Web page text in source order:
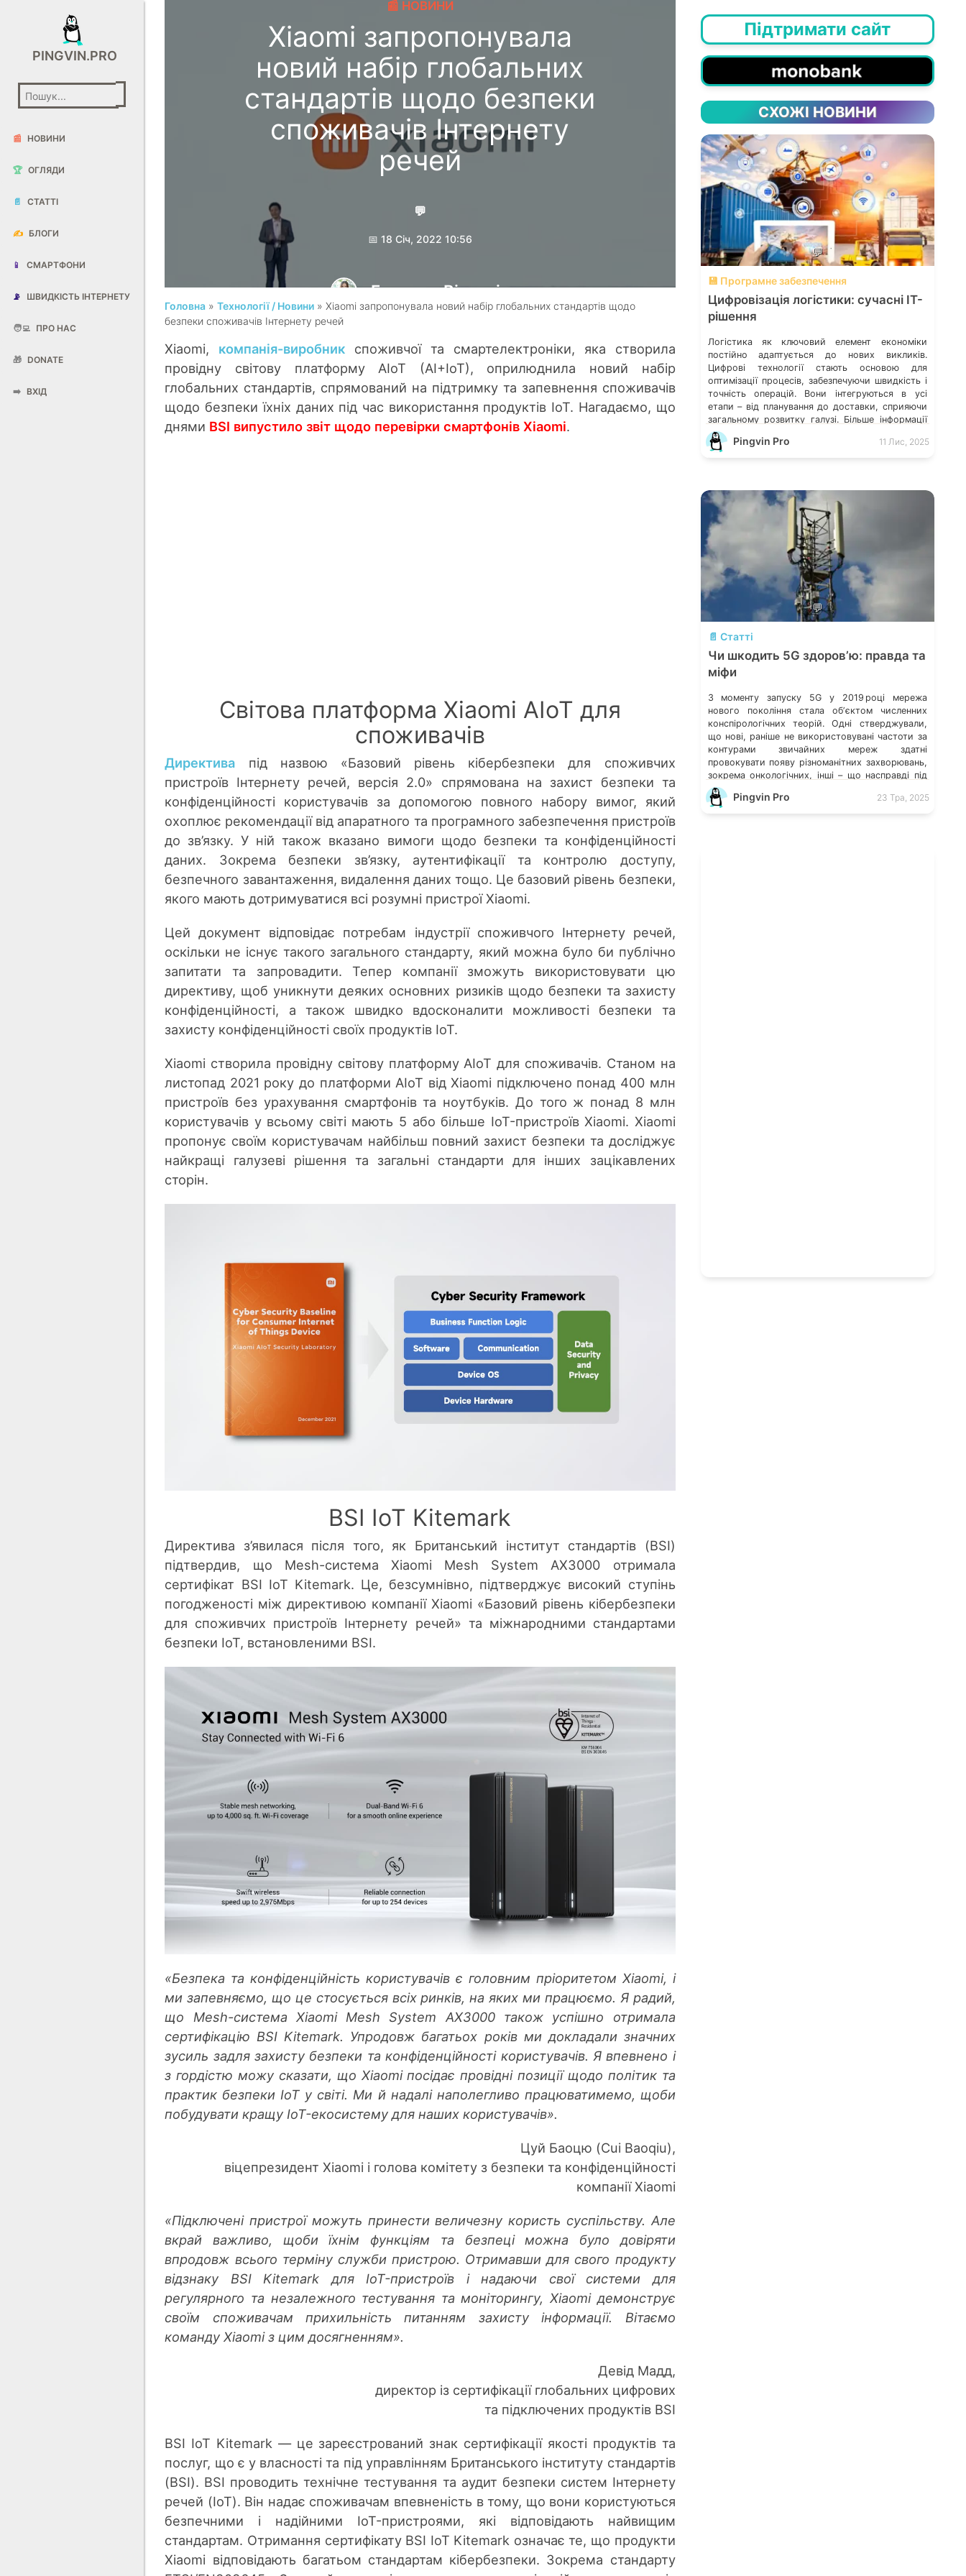
PINGVIN.PRO
📰 НОВИНИ
🏆 ОГЛЯДИ
📄 СТАТТІ
✍️ БЛОГИ
📱 СМАРТФОНИ
📡 ШВИДКІСТЬ ІНТЕРНЕТУ
🧑‍💻 ПРО НАС
🎁 DONATE
➡️ ВХІД
📰 НОВИНИ
Xiaomi запропонувала
новий набір глобальних
стандартів щодо безпеки
споживачів Інтернету
речей
💬
📅 18 Січ, 2022 10:56
Грицина Вікторія
Головна »Технології / Новини » Xiaomi запропонувала новий набір глобальних стандартів щодо
безпеки споживачів Інтернету речей
Xiaomi, компанія-виробник споживчої та смартелектроніки, яка створила
провідну світову платформу AIoT (AI+IoT), оприлюднила новий набір
глобальних стандартів, спрямований на підтримку та запевнення споживачів
щодо безпеки їхніх даних під час використання продуктів IoT. Нагадаємо, що
днями BSI випустило звіт щодо перевірки смартфонів Xiaomi.
Світова платформа Xiaomi AIoT для
споживачів
Директива під назвою «Базовий рівень кібербезпеки для споживчих
пристроїв Інтернету речей, версія 2.0» спрямована на захист безпеки та
конфіденційності користувачів за допомогою повного набору вимог, який
охоплює рекомендації від апаратного та програмного забезпечення пристроїв
до зв’язку. У ній також вказано вимоги щодо безпеки та конфіденційності
даних. Зокрема безпеки зв’язку, аутентифікації та контролю доступу,
безпечного завантаження, видалення даних тощо. Це базовий рівень безпеки,
якого мають дотримуватися всі розумні пристрої Xiaomi.
Цей документ відповідає потребам індустрії споживчого Інтернету речей,
оскільки не існує такого загального стандарту, який можна було би публічно
запитати та запровадити. Тепер компанії зможуть використовувати цю
директиву, щоб уникнути деяких основних ризиків щодо безпеки та захисту
конфіденційності, а також швидко вдосконалити можливості безпеки та
захисту конфіденційності своїх продуктів IoT.
Xiaomi створила провідну світову платформу AIoT для споживачів. Станом на
листопад 2021 року до платформи AIoT від Xiaomi підключено понад 400 млн
пристроїв без урахування смартфонів та ноутбуків. До того ж понад 8 млн
користувачів у всьому світі мають 5 або більше IoT-пристроїв Xiaomi. Xiaomi
пропонує своїм користувачам найбільш повний захист безпеки та досліджує
найкращі галузеві рішення та загальні стандарти для інших зацікавлених
сторін.
BSI IoT Kitemark
Директива з’явилася після того, як Британський інститут стандартів (BSI)
підтвердив, що Mesh-система Xiаomi Mesh System AX3000 отримала
сертифікат BSI IoT Kitemark. Це, безсумнівно, підтверджує високий ступінь
погодженості між директивою компанії Xiaomi «Базовий рівень кібербезпеки
для споживчих пристроїв Інтернету речей» та міжнародними стандартами
безпеки IoT, встановленими BSI.
«Безпека та конфіденційність користувачів є головним пріоритетом Xiaomi, і
ми запевняємо, що це стосується всіх ринків, на яких ми працюємо. Я радий,
що Mesh-система Xiaomi Mesh System AX3000 також успішно отримала
сертифікацію BSI Kitemark. Упродовж багатьох років ми докладали значних
зусиль задля захисту безпеки та конфіденційності користувачів. Я впевнено і
з гордістю можу сказати, що Xiaomi посідає провідні позиції щодо політик та
практик безпеки IoT у світі. Ми й надалі наполегливо працюватимемо, щоби
побудувати кращу IoT-екосистему для наших користувачів».
Цуй Баоцю (Cui Baoqiu),
віцепрезидент Xiaomi і голова комітету з безпеки та конфіденційності
компанії Xiаomi
«Підключені пристрої можуть принести величезну користь суспільству. Але
вкрай важливо, щоби їхнім функціям та безпеці можна було довіряти
впродовж всього терміну служби пристрою. Отримавши для свого продукту
відзнаку BSI Kitemark для IoT-пристроїв і надаючи свої системи для
регулярного та незалежного тестування та моніторингу, Xiaomi демонструє
своїм споживачам прихильність питанням захисту інформації. Вітаємо
команду Xiaomi з цим досягненням».
Девід Мадд,
директор із сертифікації глобальних цифрових
та підключених продуктів BSI
BSI IoT Kitemark — це зареєстрований знак сертифікації якості продуктів та
послуг, що є у власності та під управлінням Британського інституту стандартів
(BSI). BSI проводить технічне тестування та аудит безпеки систем Інтернету
речей (IoT). Він надає споживачам впевненість в тому, що вони користуються
безпечними і надійними IoT-пристроями, які відповідають найвищим
стандартам. Отримання сертифікату BSI IoT Kitemark означає те, що продукти
Xiaomi відповідають багатьом стандартам кібербезпеки. Зокрема стандарту
Підтримати сайт
СХОЖІ НОВИНИ
💬
💾 Програмне забезпечення
Цифровізація логістики: сучасні ІТ-
рішення
Логістика як ключовий елемент економіки
постійно адаптується до нових викликів.
Цифрові технології стають основою для
оптимізації процесів, забезпечуючи швидкість і
точність операцій. Вони інтегруються в усі
етапи – від планування до доставки, сприяючи
загальному розвитку галузі. Більше інформації
про це на читайте на спеціалізованих сайтах.
Розвиток ІТ-рішень перетворює традиційні
Pingvin Pro 11 Лис, 2025
💬
📄 Статті
Чи шкодить 5G здоровʼю: правда та
міфи
З моменту запуску 5G у 2019 році мережа
нового покоління стала обʼєктом численних
конспірологічних теорій. Одні стверджували,
що нові, раніше не використовувані частоти за
контурами звичайних мереж здатні
провокувати появу різноманітних захворювань,
зокрема онкологічних, інші – що насправді під
виглядом антен закладено приховані чипи, які
через вакцини чи мобільний сигнал поширюють
Pingvin Pro 23 Тра, 2025